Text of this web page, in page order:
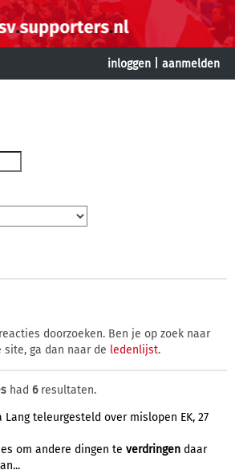
inloggen aanmelden
doorzoeken. Ben je op zoek naar
ga dan naar de ledenlijst.
had 6resultaten.
teleurgesteld over mislopen EK, 27
om andere dingen te verdringen daar